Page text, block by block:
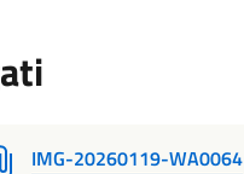
IMG-20260119-WA0064